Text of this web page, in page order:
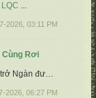
​ ...
2026, 03:11 PM
Cùng Rơi
Ngàn đường đưa đến những khó khăn
2026, 06:27 PM